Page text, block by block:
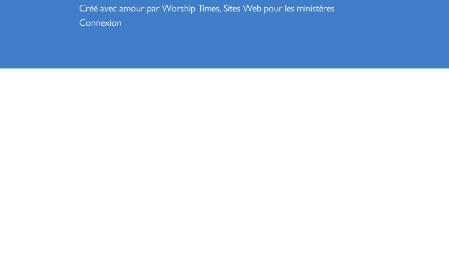
Créé avec amour par Worship Times, Sites Web pour les ministères
Connexion